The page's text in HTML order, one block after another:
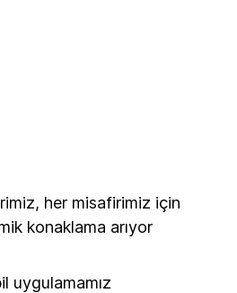
her misafirimiz için
konaklama arıyor
uygulamamız